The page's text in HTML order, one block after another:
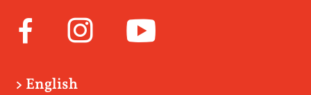
Facebook
Instagram
> English